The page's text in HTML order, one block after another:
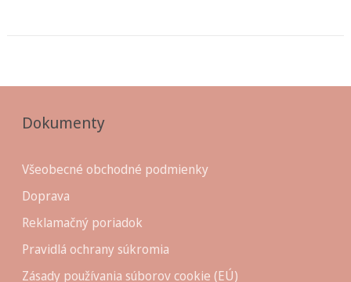
Dokumenty
Všeobecné obchodné podmienky
Doprava
Reklamačný poriadok
Pravidlá ochrany súkromia
Zásady používania súborov cookie (EÚ)